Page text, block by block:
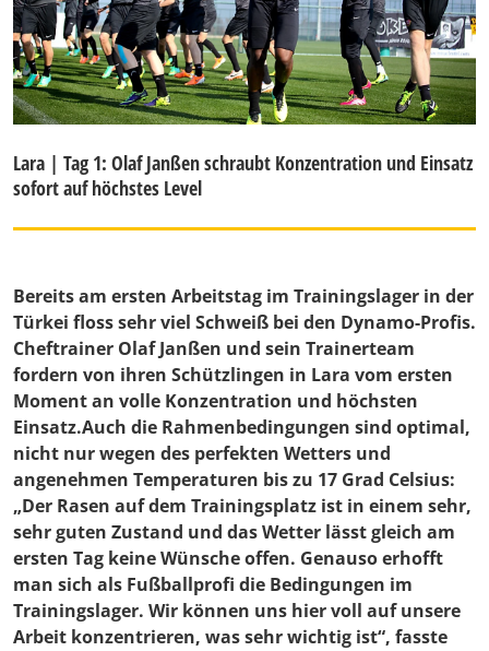
Lara | Tag 1: Olaf Janßen schraubt Konzentration und Einsatz
sofort auf höchstes Level
Bereits am ersten Arbeitstag im Trainingslager in der
Türkei floss sehr viel Schweiß bei den Dynamo-Profis.
Cheftrainer Olaf Janßen und sein Trainerteam
fordern von ihren Schützlingen in Lara vom ersten
Moment an volle Konzentration und höchsten
Einsatz.Auch die Rahmenbedingungen sind optimal,
nicht nur wegen des perfekten Wetters und
angenehmen Temperaturen bis zu 17 Grad Celsius:
„Der Rasen auf dem Trainingsplatz ist in einem sehr,
sehr guten Zustand und das Wetter lässt gleich am
ersten Tag keine Wünsche offen. Genauso erhofft
man sich als Fußballprofi die Bedingungen im
Trainingslager. Wir können uns hier voll auf unsere
Arbeit konzentrieren, was sehr wichtig ist“, fasste